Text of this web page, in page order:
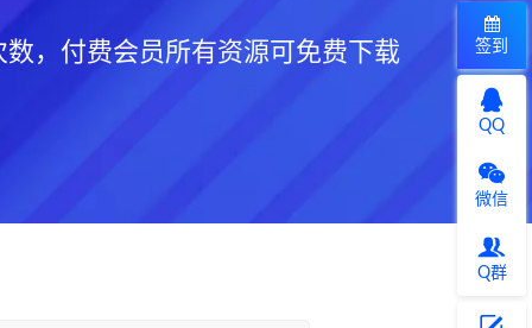
，付费会员所有资源可免费下载 签到
QQ
微信
Q群